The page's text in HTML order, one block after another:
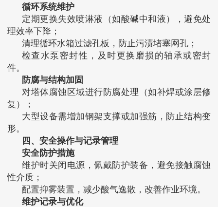
‌循环系统维护‌
定期更换失效喷淋液（如酸碱中和液），避免处
理效率下降‌；
清理循环水箱过滤孔板，防止污渍堵塞网孔‌；
检查水泵密封性，及时更换磨损的轴承或密封
件‌。
‌防腐与结构加固‌
对塔体腐蚀区域进行防腐处理（如补焊或涂层修
复）‌；
大型设备需增加钢架支撑或加强筋，防止结构变
形‌。
四、安全操作与记录管理
‌安全防护措施‌
维护时关闭电源，佩戴防护装备，避免接触腐蚀
性介质‌；
配置抑雾装置，减少酸气逸散，改善作业环境‌。
‌维护记录与优化‌